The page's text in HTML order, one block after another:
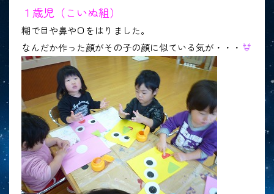
１歳児（こいぬ組）
糊で目や鼻や口をはりました。
なんだか作った顔がその子の顔に似ている気が・・・